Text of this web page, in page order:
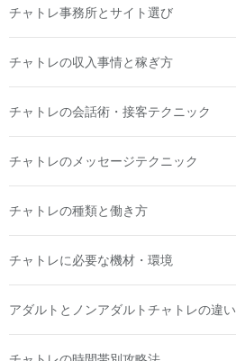
チャトレ事務所とサイト選び
チャトレの収入事情と稼ぎ方
チャトレの会話術・接客テクニック
チャトレのメッセージテクニック
チャトレの種類と働き方
チャトレに必要な機材・環境
アダルトとノンアダルトチャトレの違い